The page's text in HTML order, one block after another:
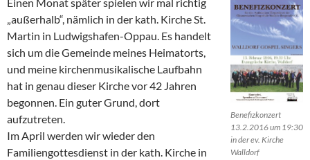
Benefizkonzert
13.2.2016 um 19:30
in der ev. Kirche
Walldorf
„außerhalb“, nämlich in der kath. Kirche St.
Martin in Ludwigshafen-Oppau. Es handelt
sich um die Gemeinde meines Heimatorts,
und meine kirchenmusikalische Laufbahn
hat in genau dieser Kirche vor 42 Jahren
begonnen. Ein guter Grund, dort
aufzutreten.
Im April werden wir wieder den
Familiengottesdienst in der kath. Kirche in